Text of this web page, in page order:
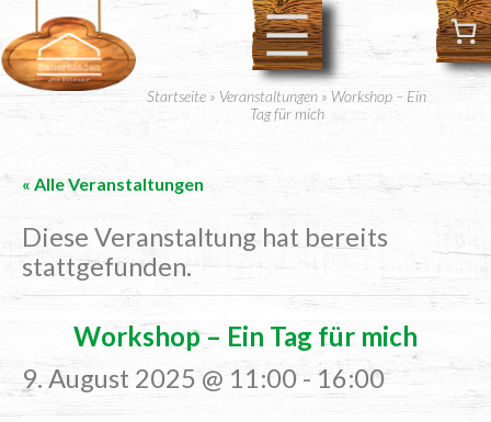
Startseite » Veranstaltungen » Workshop – Ein
Tag für mich
« Alle Veranstaltungen
Diese Veranstaltung hat bereits
stattgefunden.
Work­shop – Ein Tag für mich
9. August 2025 @ 11:00 - 16:00